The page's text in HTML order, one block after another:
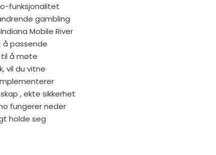
funksjonalitet
gambling
Mobile River
passende
å møte
vil du vitne
, ekte sikkerhet
fungerer neder
holde seg